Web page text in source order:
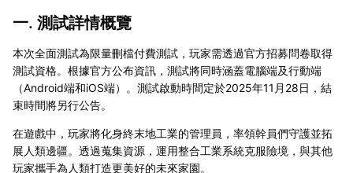
一. 測試詳情概覽
本次全面測試為限量刪檔付費測試，玩家需透過官方招募問卷取得
測試資格。根據官方公布資訊，測試將同時涵蓋電腦端及行動端
（Android端和iOS端）。測試啟動時間定於2025年11月28日，結
束時間將另行公告。
在遊戲中，玩家將化身終末地工業的管理員，率領幹員們守護並拓
展人類邊疆。透過蒐集資源，運用整合工業系統克服險境，與其他
玩家攜手為人類打造更美好的未來家園。